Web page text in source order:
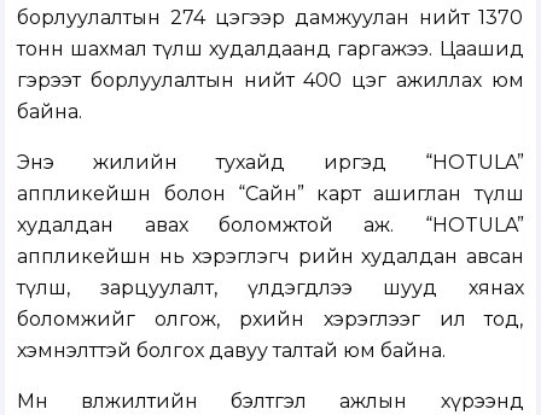
борлуулалтын 274 цэгээр дамжуулан нийт 1370
тонн шахмал түлш худалдаанд гаргажээ. Цаашид
гэрээт борлуулалтын нийт 400 цэг ажиллах юм
байна.
Энэ жилийн тухайд иргэд “HOTULA”
аппликейшн болон “Сайн” карт ашиглан түлш
худалдан авах боломжтой аж. “HOTULA”
аппликейшн нь хэрэглэгч өөрийн худалдан авсан
түлш, зарцуулалт, үлдэгдлээ шууд хянах
боломжийг олгож, өрхийн хэрэглээг ил тод,
хэмнэлттэй болгох давуу талтай юм байна.
Мөн өвөлжилтийн бэлтгэл ажлын хүрээнд